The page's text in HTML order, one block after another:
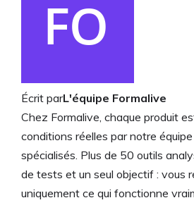
Écrit parL'équipe Formalive
Chez Formalive, chaque produit
conditions réelles par notre
spécialisés. Plus de 50 outils
de tests et un seul objectif : vous
uniquement ce qui fonctionne